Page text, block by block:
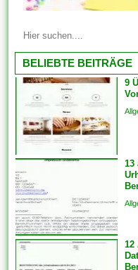
Lösungen oder auch
Sie die...
problemlos alles
Einige der Vorlagen sind
branchenspezifisch.
können auch Die
Kommunikation und
Engagements
um sicherzustellen, dass
Endprodukt von hoher
ist. Sie bringen die
auch überspringen und
Analogien in...
BELIEBTE BEITRÄGE
9
13
12